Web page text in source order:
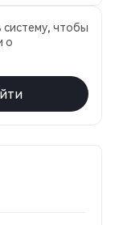
систему, чтобы
о